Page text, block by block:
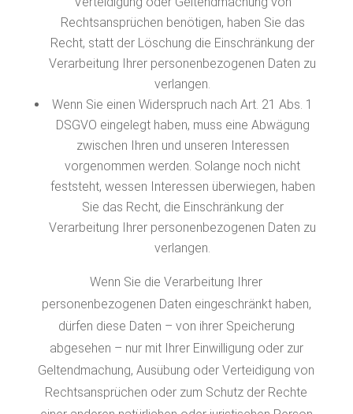
Rechtsansprüchen benötigen, haben Sie das
Recht, statt der Löschung die Einschränkung der
Verarbeitung Ihrer personenbezogenen Daten zu
verlangen.
Wenn Sie einen Widerspruch nach Art. 21 Abs. 1
DSGVO eingelegt haben, muss eine Abwägung
zwischen Ihren und unseren Interessen
vorgenommen werden. Solange noch nicht
feststeht, wessen Interessen überwiegen, haben
Sie das Recht, die Einschränkung der
Verarbeitung Ihrer personenbezogenen Daten zu
verlangen.
Wenn Sie die Verarbeitung Ihrer
personenbezogenen Daten eingeschränkt haben,
dürfen diese Daten – von ihrer Speicherung
abgesehen – nur mit Ihrer Einwilligung oder zur
Geltendmachung, Ausübung oder Verteidigung von
Rechtsansprüchen oder zum Schutz der Rechte